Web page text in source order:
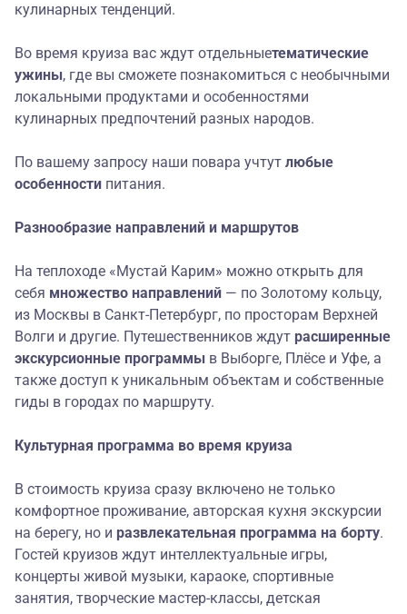
кулинарных тенденций.
Во время круиза вас ждут отдельныетематические
ужины, где вы сможете познакомиться с необычными
локальными продуктами и особенностями
кулинарных предпочтений разных народов.
По вашему запросу наши повара учтут любые
особенности питания.
Разнообразие направлений и маршрутов
На теплоходе «Мустай Карим» можно открыть для
себя множество направлений — по Золотому кольцу,
из Москвы в Санкт-Петербург, по просторам Верхней
Волги и другие. Путешественников ждут расширенные
экскурсионные программы в Выборге, Плёсе и Уфе, а
также доступ к уникальным объектам и собственные
гиды в городах по маршруту.
Культурная программа во время круиза
В стоимость круиза сразу включено не только
комфортное проживание, авторская кухня экскурсии
на берегу, но и развлекательная программа на борту.
Гостей круизов ждут интеллектуальные игры,
концерты живой музыки, караоке, спортивные
занятия, творческие мастер-классы, детская